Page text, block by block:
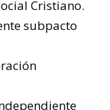
Cristiano.
subpacto